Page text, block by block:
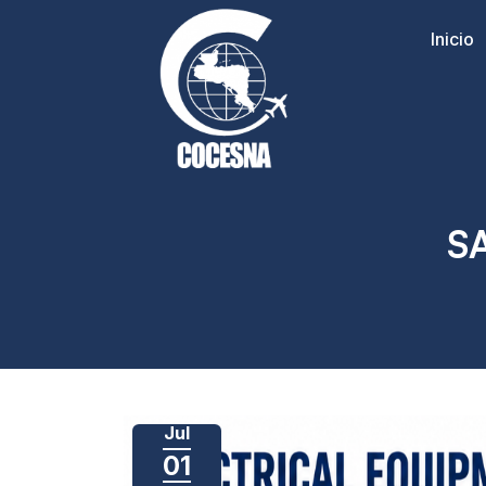
Inicio
Jul
01